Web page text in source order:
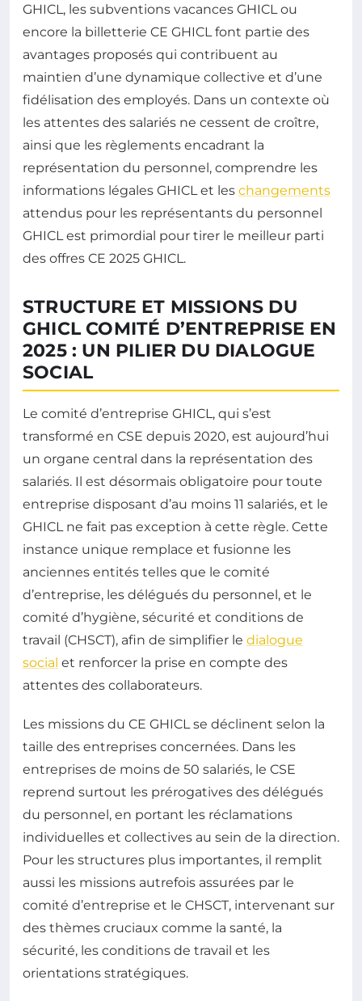
GHICL, les subventions vacances GHICL ou
encore la billetterie CE GHICL font partie des
avantages proposés qui contribuent au
maintien d’une dynamique collective et d’une
fidélisation des employés. Dans un contexte où
les attentes des salariés ne cessent de croître,
ainsi que les règlements encadrant la
représentation du personnel, comprendre les
informations légales GHICL et les changements
attendus pour les représentants du personnel
GHICL est primordial pour tirer le meilleur parti
des offres CE 2025 GHICL.
STRUCTURE ET MISSIONS DU
GHICL COMITÉ D’ENTREPRISE EN
2025 : UN PILIER DU DIALOGUE
SOCIAL
Le comité d’entreprise GHICL, qui s’est
transformé en CSE depuis 2020, est aujourd’hui
un organe central dans la représentation des
salariés. Il est désormais obligatoire pour toute
entreprise disposant d’au moins 11 salariés, et le
GHICL ne fait pas exception à cette règle. Cette
instance unique remplace et fusionne les
anciennes entités telles que le comité
d’entreprise, les délégués du personnel, et le
comité d’hygiène, sécurité et conditions de
travail (CHSCT), afin de simplifier le dialogue
social et renforcer la prise en compte des
attentes des collaborateurs.
Les missions du CE GHICL se déclinent selon la
taille des entreprises concernées. Dans les
entreprises de moins de 50 salariés, le CSE
reprend surtout les prérogatives des délégués
du personnel, en portant les réclamations
individuelles et collectives au sein de la direction.
Pour les structures plus importantes, il remplit
aussi les missions autrefois assurées par le
comité d’entreprise et le CHSCT, intervenant sur
des thèmes cruciaux comme la santé, la
sécurité, les conditions de travail et les
orientations stratégiques.